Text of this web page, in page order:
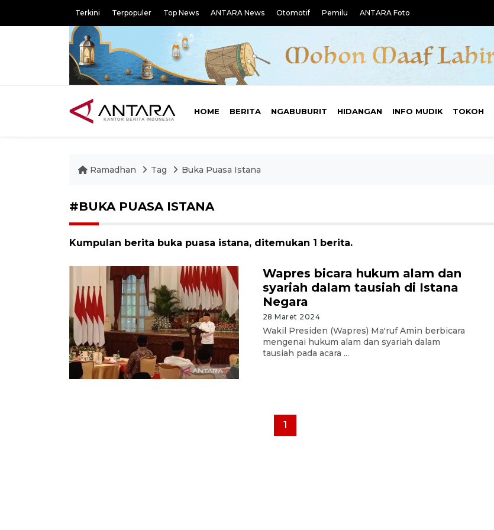
Terkini Terpopuler Top News ANTARA News Otomotif Pemilu ANTARA Foto
HOME BERITA NGABUBURIT HIDANGAN INFO MUDIK TOKOH
Ramadhan Tag Buka Puasa Istana
#BUKA PUASA ISTANA
Kumpulan berita buka puasa istana, ditemukan 1 berita.
Wapres bicara hukum alam dan
syariah dalam tausiah di Istana
Negara
28 Maret 2024
Wakil Presiden (Wapres) Ma'ruf Amin berbicara
mengenai hukum alam dan syariah dalam
tausiah pada acara ...
1